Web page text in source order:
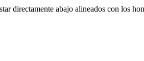
directamente abajo alineados con los